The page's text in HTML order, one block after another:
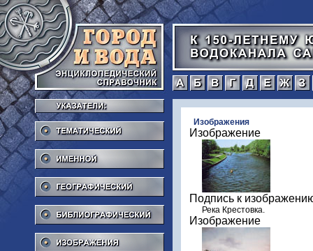
Тематический
Именной
Географический
Библиографический
Изображения
а б в г
Изображения
Изображение
Подпись к
Река Крестовка.
Изображение